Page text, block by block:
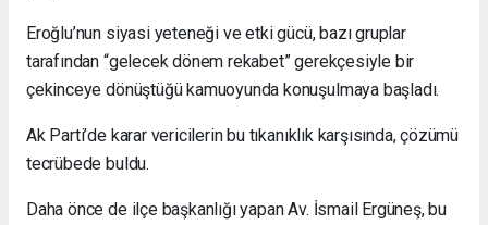
Eroğlu’nun siyasi yeteneği ve etki gücü, bazı gruplar
tarafından “gelecek dönem rekabet” gerekçesiyle bir
çekinceye dönüştüğü kamuoyunda konuşulmaya başladı.
Ak Parti’de karar vericilerin bu tıkanıklık karşısında, çözümü
tecrübede buldu.
Daha önce de ilçe başkanlığı yapan Av. İsmail Ergüneş, bu